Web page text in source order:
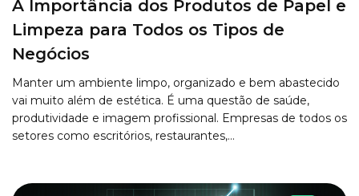
A Importância dos Produtos de Papel e
Limpeza para Todos os Tipos de
Negócios
Manter um ambiente limpo, organizado e bem abastecido
vai muito além de estética. É uma questão de saúde,
produtividade e imagem profissional. Empresas de todos os
setores como escritórios, restaurantes,…